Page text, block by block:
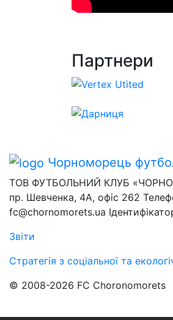
Партнери
Чорноморець
ТОВ ФУТБОЛЬНИЙ КЛУБ
пр. Шевченка, 4А, офіс 262
fc@chornomorets.ua
Звіти
Стратегія з соціальної та
© 2008-2026 FC Choronomorets